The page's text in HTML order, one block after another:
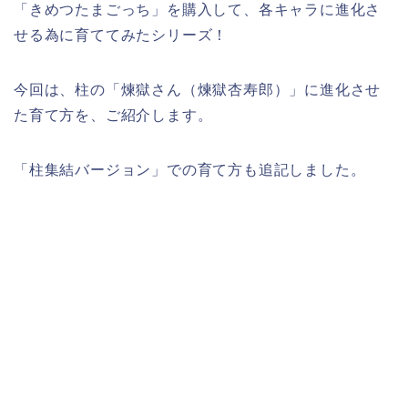
「きめつたまごっち」を購入して、各キャラに進化さ
せる為に育ててみたシリーズ！
今回は、柱の「煉獄さん（煉獄杏寿郎）」に進化させ
た育て方を、ご紹介します。
「柱集結バージョン」での育て方も追記しました。